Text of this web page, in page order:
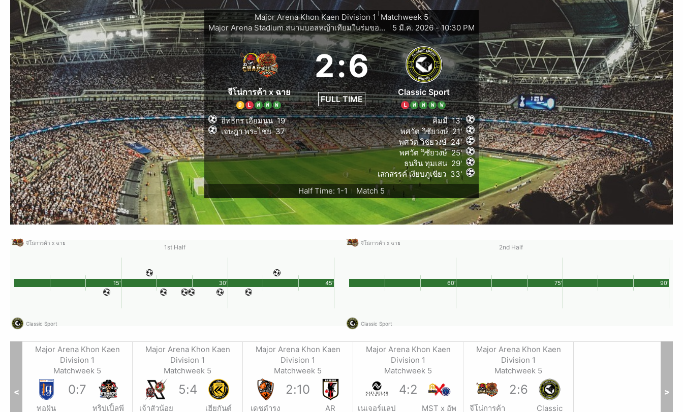
Major Arena Khon Kaen Division 1
Matchweek 5
Major Arena Stadium สนามบอลหญ้าเทียมในร่มขอนแก่น
5 มี.ค. 2026 - 10:30 PM
จีโน่การค้า x ฉาย
D L W W W
2:6
FULL TIME
Classic Sport
L W W W W
อิทธิกร เอี่ยมนูน 19'
เจษฎา พระไชย 37'
คิมมี่ 13'
พศวัต วิชัยวงษ์ 21'
พศวัต วิชัยวงษ์ 24'
พศวัต วิชัยวงษ์ 25'
ธนริน ทุมเสน 29'
เสกสรรค์ เงียบภูเขียว 33'
Half Time: 1-1
Match 5
จีโน่การค้า x ฉาย
1st Half
Classic Sport
45'
15' 30'
จีโน่การค้า x ฉาย
2nd Half
Classic Sport
90'
60' 75'
Major Arena Khon Kaen
Division 1
Matchweek 5
ทอฝัน
0:7
ทริปเปิ้ลพี
Major Arena Khon Kaen
Division 1
Matchweek 5
เจ้าสัวน้อย
5:4
เฮียกันต์
Major Arena Khon Kaen
Division 1
Matchweek 5
เดชดำรง
2:10
AR
Major Arena Khon Kaen
Division 1
Matchweek 5
เนเจอร์แลป
4:2
MST x อัพ
Major Arena Khon Kaen
Division 1
Matchweek 5
จีโน่การค้า
2:6
Classic
< >